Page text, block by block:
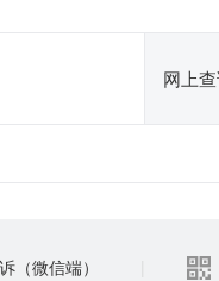
网上
（微信端）